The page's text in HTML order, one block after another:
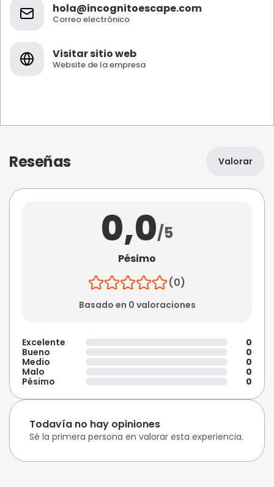
hola@incognitoescape.com
Correo electrónico
Visitar sitio web
Website de la empresa
Reseñas Valorar
0,0/5
Pésimo
(0)
Basado en 0 valoraciones
Excelente
0
Bueno
0
Medio
0
Malo
0
Pésimo
0
Todavía no hay opiniones
Sé la primera persona en valorar esta experiencia.